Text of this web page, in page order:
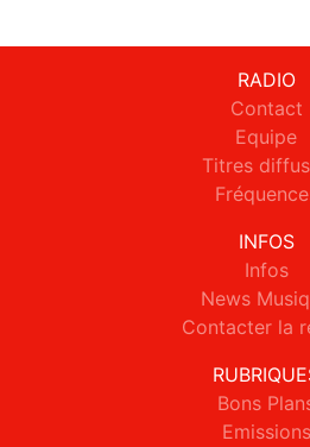
RADIO
Contact
Equipe
Titres
INFOS
Infos
News
Contacter la
Bons
Emissions